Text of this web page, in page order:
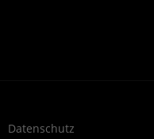
Datenschutz